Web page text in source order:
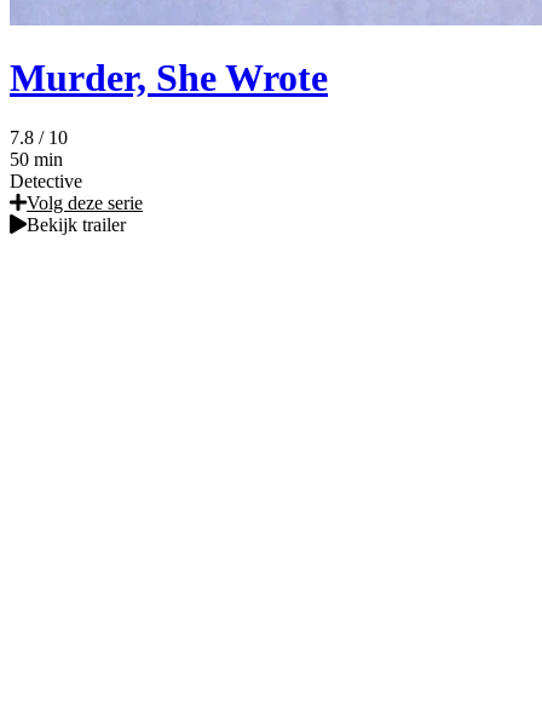
Murder, She Wrote
7.8 / 10
50 min
Detective
Volg deze serie
Bekijk trailer